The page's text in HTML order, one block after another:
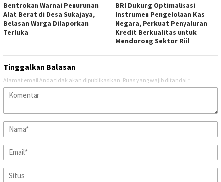
Bentrokan Warnai Penurunan
Alat Berat di Desa Sukajaya,
Belasan Warga Dilaporkan
Terluka
BRI Dukung Optimalisasi
Instrumen Pengelolaan Kas
Negara, Perkuat Penyaluran
Kredit Berkualitas untuk
Mendorong Sektor Riil
Tinggalkan Balasan
Alamat email Anda tidak akan dipublikasikan. Ruas yang wajib ditandai *